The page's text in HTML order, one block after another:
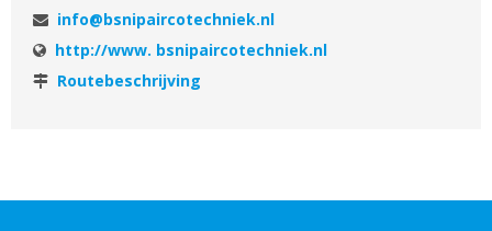
info@bsnipaircotechniek.nl
http://www. bsnipaircotechniek.nl
Routebeschrijving